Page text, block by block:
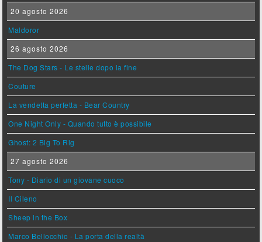
20 agosto 2026
Maldoror
26 agosto 2026
The Dog Stars - Le stelle dopo la fine
Couture
La vendetta perfetta - Bear Country
One Night Only - Quando tutto è possibile
Ghost: 2 Big To Rig
27 agosto 2026
Tony - Diario di un giovane cuoco
Il Cileno
Sheep in the Box
Marco Bellocchio - La porta della realtà